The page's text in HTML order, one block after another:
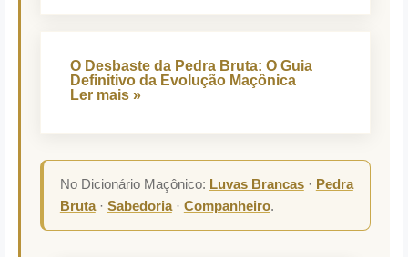
O Desbaste da Pedra Bruta: O Guia
Definitivo da Evolução Maçônica
Ler mais »
No Dicionário Maçônico: Luvas Brancas· Pedra
Bruta· Sabedoria· Companheiro.